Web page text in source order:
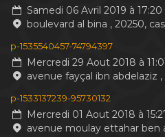
Samedi 06 Avril 2019 à 17:20
boulevard al bina , 20250,
p-1535540457-74794397
Mercredi 29 Aout 2018 à
avenue fayçal ibn abdelaziz
p-1533137239-95730132
Mercredi 01 Aout 2018 à
avenue moulay ettahar ben